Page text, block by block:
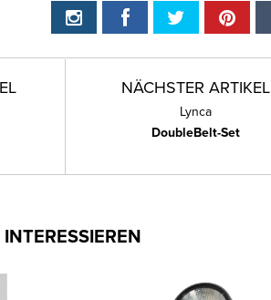
NÄCHSTER ARTIKEL
Lynca
DoubleBelt-Set